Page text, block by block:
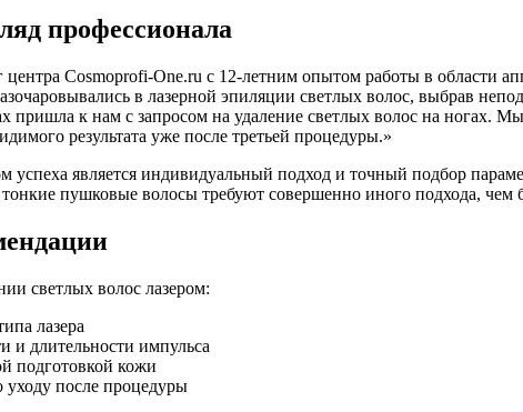
профессионала
Cosmoprofi-One.ru с 12-летним опытом работы в области
в лазерной эпиляции светлых волос, выбрав
пришла к нам с запросом на удаление светлых волос на
результата уже после третьей процедуры.»
является индивидуальный подход и точный подбор
пушковые волосы требуют совершенно иного подхода, чем
светлых волос лазером:
лазера
длительности импульса
подготовкой кожи
после процедуры